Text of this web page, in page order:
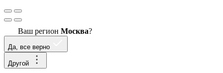
Ваш регион Москва?
Да, все верно
Другой